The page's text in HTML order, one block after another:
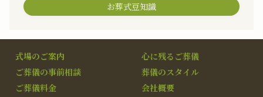
お葬式豆知識
式場のご案内
心に残るご葬儀
ご葬儀の事前相談
葬儀のスタイル
ご葬儀料金
会社概要